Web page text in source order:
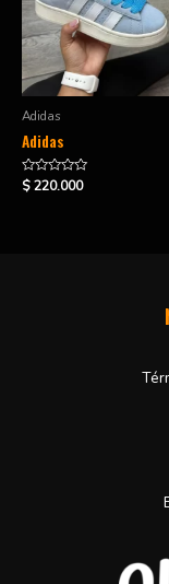
Adidas
Adidas
Valorado
en
$220.000